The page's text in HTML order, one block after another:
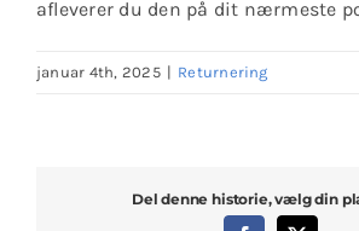
Klubaftalesider – Find din klub
afleverer du den på dit nærmeste
januar 4th, 2025 | Returnering
Del denne historie, vælg din